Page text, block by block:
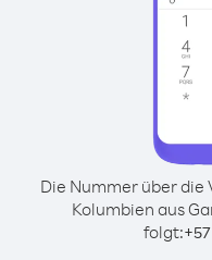
Die Nummer über
Kolumbien aus
folgt:+57